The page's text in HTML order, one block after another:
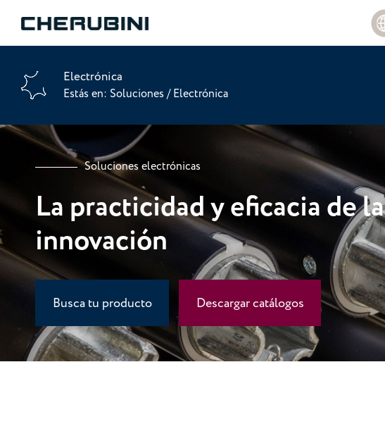
Electrónica
Estás en: Soluciones/ Electrónica
Soluciones electrónicas
La practicidad y eficacia de la
innovación
Busca tu producto Descargar catálogos